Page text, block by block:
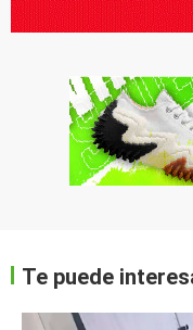
Te puede